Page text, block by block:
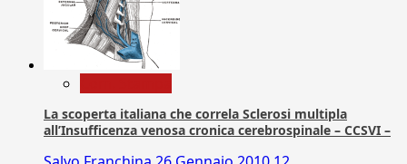
La scoperta italiana che correla Sclerosi multipla
all’Insufficenza venosa cronica cerebrospinale – CCSVI –